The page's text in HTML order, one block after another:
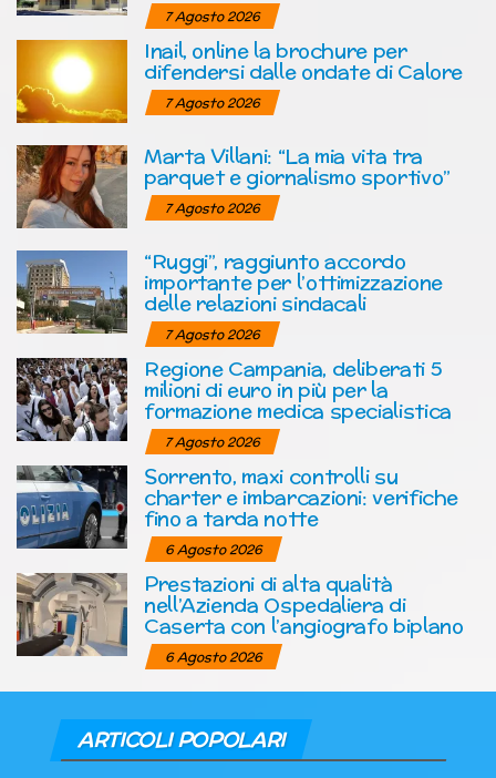
7 Agosto 2026
Inail, online la brochure per
difendersi dalle ondate di Calore
7 Agosto 2026
Marta Villani: “La mia vita tra
parquet e giornalismo sportivo”
7 Agosto 2026
“Ruggi”, raggiunto accordo
importante per l’ottimizzazione
delle relazioni sindacali
7 Agosto 2026
Regione Campania, deliberati 5
milioni di euro in più per la
formazione medica specialistica
7 Agosto 2026
Sorrento, maxi controlli su
charter e imbarcazioni: verifiche
fino a tarda notte
6 Agosto 2026
Prestazioni di alta qualità
nell’Azienda Ospedaliera di
Caserta con l’angiografo biplano
6 Agosto 2026
ARTICOLI POPOLARI